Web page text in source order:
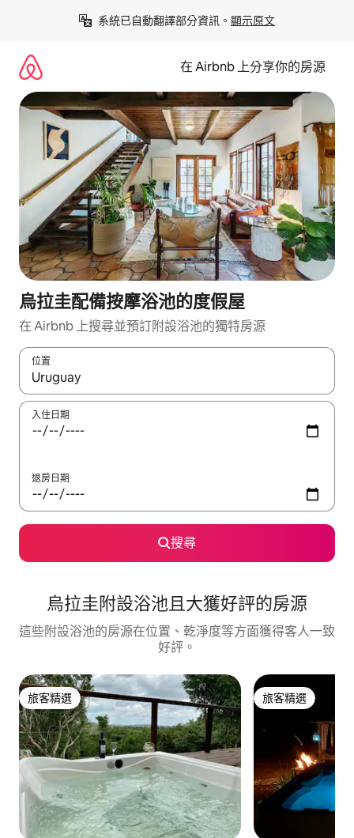
系統已自動翻譯部分資訊。 顯示原文
在 Airbnb 上分享你的房源
烏拉圭配備按摩浴池的度假屋
在 Airbnb 上搜尋並預訂附設浴池的獨特房源
位置
如有搜尋結果，瀏覽內容時請使用上下箭頭，或輕點、滑動裝置。
入住日期
退房日期
搜尋
烏拉圭附設浴池且大獲好評的房源
這些附設浴池的房源在位置、乾淨度等方面獲得客人一致
好評。
旅客精選
旅客精選 旅客精選
旅客精選